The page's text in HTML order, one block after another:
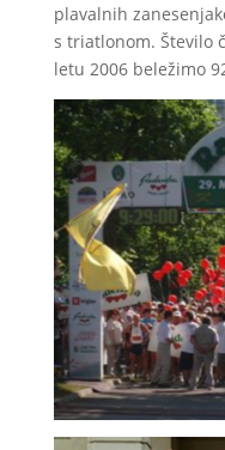
plavalnih
s triatlonom. Število
letu 2006 beležimo